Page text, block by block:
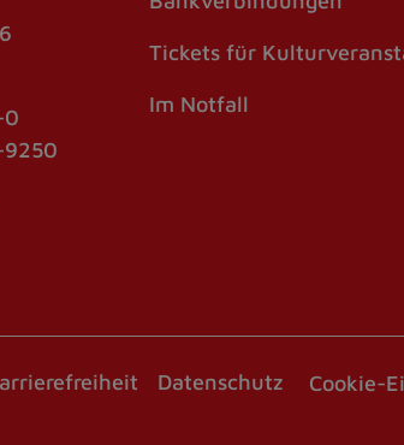
0
Tickets für
Im Notfall
Datenschutz Cookie-